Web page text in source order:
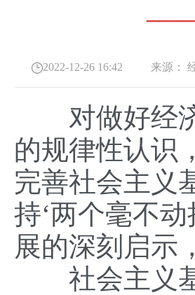
——
2022-12-26 16:42 来源：
对做好经济
的规律性认识
完善社会主义
持‘两个毫不
展的深刻启示
社会主义基